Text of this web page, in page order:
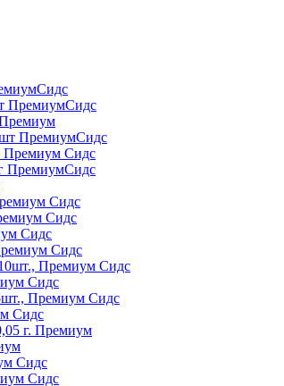
ПремиумСидс
ПремиумСидс
Премиум Сидс
ПремиумСидс
Сидс
Сидс
Сидс
Сидс
Премиум Сидс
Сидс
Премиум Сидс
Сидс
г. Пpeмиyм
Сидс
Сидс